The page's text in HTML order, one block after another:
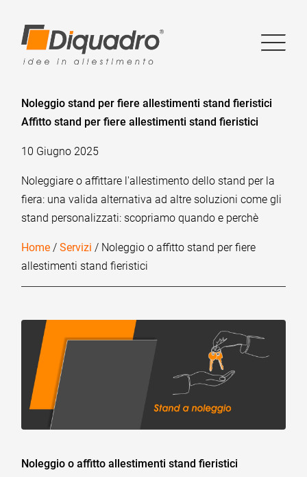
Noleggio stand per fiere allestimenti stand fieristici
Affitto stand per fiere allestimenti stand fieristici
10 Giugno 2025
Noleggiare o affittare l'allestimento dello stand per la
fiera: una valida alternativa ad altre soluzioni come gli
stand personalizzati: scopriamo quando e perchè
Home /Servizi / Noleggio o affitto stand per fiere
allestimenti stand fieristici
Noleggio o affitto allestimenti stand fieristici